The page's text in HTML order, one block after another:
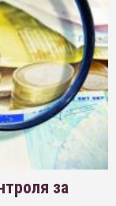
за